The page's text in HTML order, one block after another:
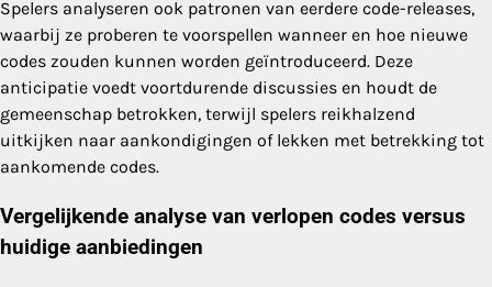
Spelers analyseren ook patronen van eerdere code-releases,
waarbij ze proberen te voorspellen wanneer en hoe nieuwe
codes zouden kunnen worden geïntroduceerd. Deze
anticipatie voedt voortdurende discussies en houdt de
gemeenschap betrokken, terwijl spelers reikhalzend
uitkijken naar aankondigingen of lekken met betrekking tot
aankomende codes.
Vergelijkende analyse van verlopen codes versus
huidige aanbiedingen